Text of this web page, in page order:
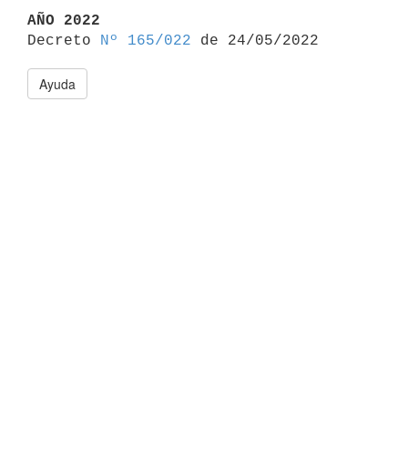
AÑO 2022
Decreto
Nº 165/022
Ayuda